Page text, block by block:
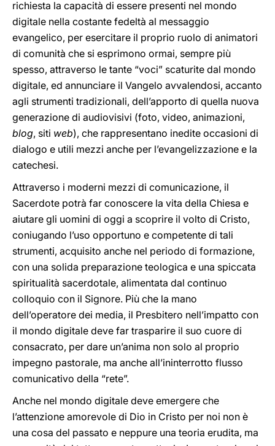
richiesta la capacità di essere presenti nel mondo
digitale nella costante fedeltà al messaggio
evangelico, per esercitare il proprio ruolo di animatori
di comunità che si esprimono ormai, sempre più
spesso, attraverso le tante “voci” scaturite dal mondo
digitale, ed annunciare il Vangelo avvalendosi, accanto
agli strumenti tradizionali, dell’apporto di quella nuova
generazione di audiovisivi (foto, video, animazioni,
blog, siti web), che rappresentano inedite occasioni di
dialogo e utili mezzi anche per l’evangelizzazione e la
catechesi.
Attraverso i moderni mezzi di comunicazione, il
Sacerdote potrà far conoscere la vita della Chiesa e
aiutare gli uomini di oggi a scoprire il volto di Cristo,
coniugando l’uso opportuno e competente di tali
strumenti, acquisito anche nel periodo di formazione,
con una solida preparazione teologica e una spiccata
spiritualità sacerdotale, alimentata dal continuo
colloquio con il Signore. Più che la mano
dell’operatore dei media, il Presbitero nell’impatto con
il mondo digitale deve far trasparire il suo cuore di
consacrato, per dare un’anima non solo al proprio
impegno pastorale, ma anche all’ininterrotto flusso
comunicativo della “rete”.
Anche nel mondo digitale deve emergere che
l’attenzione amorevole di Dio in Cristo per noi non è
una cosa del passato e neppure una teoria erudita, ma